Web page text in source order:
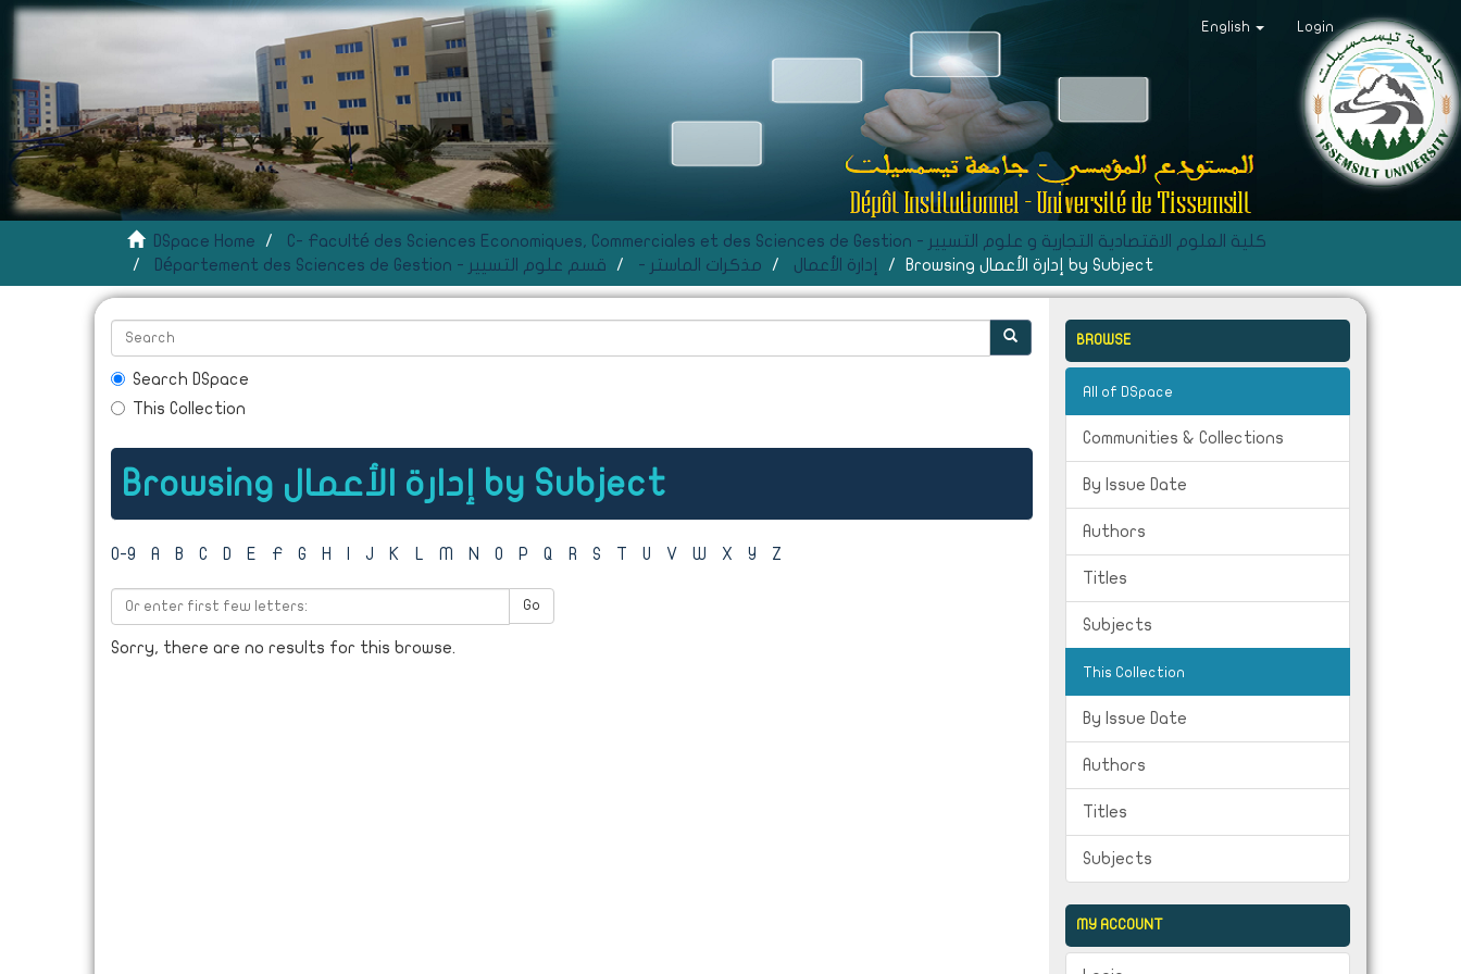
English Login
DSpace Home
C- Faculté des Sciences Economiques, Commerciales et des Sciences de Gestion - كلية العلوم الاقتصادية التجارية و علوم التسيير
Département des Sciences de Gestion - قسم علوم التسيير
- مذكرات الماستر إدارة الأعمال Browsing إدارة الأعمال by Subject
Search DSpace
This Collection
Browsing إدارة الأعمال by Subject
0-9 A B C D E F G H J K L M N O P Q R S T U V W X Y Z
Go
Sorry, there are no results for this browse.
BROWSE
All of DSpace
Communities & Collections
By Issue Date
Authors
Titles
Subjects
This Collection
By Issue Date
Authors
Titles
Subjects
MY ACCOUNT